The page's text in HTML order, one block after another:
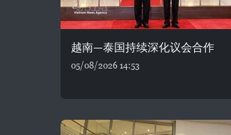
越南—泰国持续深化议会合作
05/08/2026 14:53